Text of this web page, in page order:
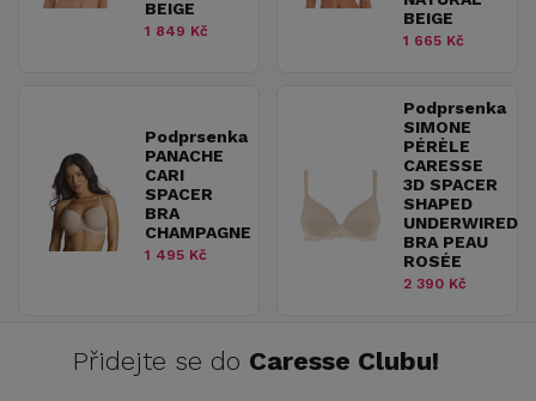
BEIGE
1 849 Kč
BEIGE
1 665 Kč
Podprsenka
PANACHE
CARI
SPACER
BRA
CHAMPAGNE
1 495 Kč
Podprsenka
SIMONE
PÉRÈLE
CARESSE
3D SPACER
SHAPED
UNDERWIRED
BRA PEAU
ROSÉE
2 390 Kč
Přidejte se do Caresse Clubu!